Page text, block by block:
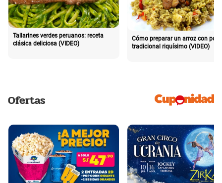
Tallarines verdes peruanos: receta
clásica deliciosa (VIDEO)
Cómo preparar un arroz con pollo
tradicional riquísimo (VIDEO)
Ofertas